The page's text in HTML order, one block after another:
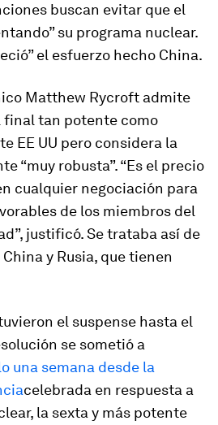
buscan evitar que el
su programa nuclear.
el esfuerzo hecho China.
Matthew Rycroft admite
final tan potente como
EE UU pero considera la
“muy robusta”. “Es el precio
cualquier negociación para
de los miembros del
justificó. Se trataba así de
y Rusia, que tienen
el suspense hasta el
se sometió a
una semana desde la
celebrada en respuesta a
la sexta y más potente